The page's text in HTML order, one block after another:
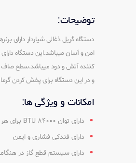
توضیحات:
امن و آسان میباشد.این دستگاه
کننده آتش و دود میباشد.سطح صاف
و در این دستگاه برای پخش کردن
امکانات و ویژگی ها:
دارای توان 84000 BTU برای هر برنر
دارای فندکی فشاری و ایمن
دارای سیستم قطع گاز در